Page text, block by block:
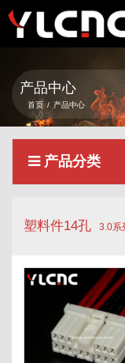
首页
关于我们
产品中心
新闻资讯
联系我们
产品中心
首页 / 产品中心
产品分类
塑料件14孔 3.0系